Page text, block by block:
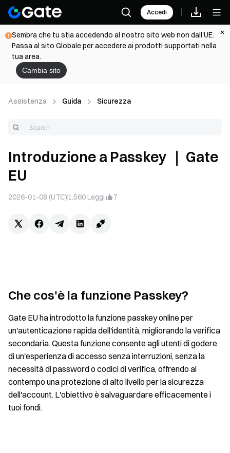
Accedi
Sembra che tu stia accedendo al nostro sito web non dall'UE.
Passa al sito Globale per accedere ai prodotti supportati nella
tua area.
Cambia sito
Assistenza Guida Sicurezza
Introduzione a Passkey ｜ Gate
EU
2026-01-08 (UTC) 1.560 Leggi 7
Che cos'è la funzione Passkey?
Gate EU ha introdotto la funzione passkey online per
un'autenticazione rapida dell'identità, migliorando la verifica
secondaria. Questa funzione consente agli utenti di godere
di un'esperienza di accesso senza interruzioni, senza la
necessità di password o codici di verifica, offrendo al
contempo una protezione di alto livello per la sicurezza
dell'account. L'obiettivo è salvaguardare efficacemente i
tuoi fondi.